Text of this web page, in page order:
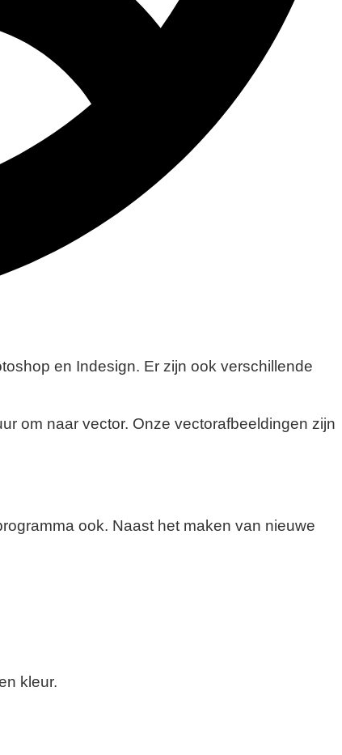
en Indesign. Er zijn ook verschillende
om naar vector. Onze vectorafbeeldingen zijn
ook. Naast het maken van nieuwe
kleur.